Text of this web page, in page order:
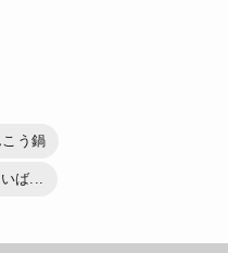
う鍋
ば...